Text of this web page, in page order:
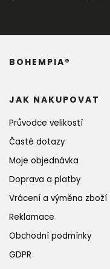
JAK NAKUPOVAT
Průvodce velikostí
Časté dotazy
Moje objednávka
Doprava a platby
Vrácení a výměna zboží
Reklamace
Obchodní podmínky
GDPR
BOHEMPIA®